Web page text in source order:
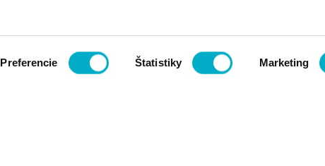
Preferencie Štatistiky Marketing